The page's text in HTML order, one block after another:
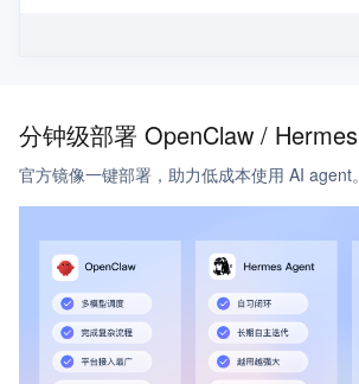
官方镜像一键部署，助力低成本使用 AI agent。